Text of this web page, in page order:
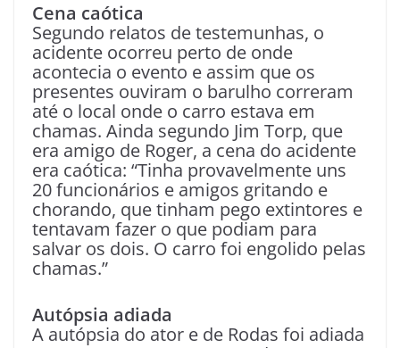
Cena caótica
Segundo relatos de testemunhas, o
acidente ocorreu perto de onde
acontecia o evento e assim que os
presentes ouviram o barulho correram
até o local onde o carro estava em
chamas. Ainda segundo Jim Torp, que
era amigo de Roger, a cena do acidente
era caótica: “Tinha provavelmente uns
20 funcionários e amigos gritando e
chorando, que tinham pego extintores e
tentavam fazer o que podiam para
salvar os dois. O carro foi engolido pelas
chamas.”
Autópsia adiada
A autópsia do ator e de Rodas foi adiada